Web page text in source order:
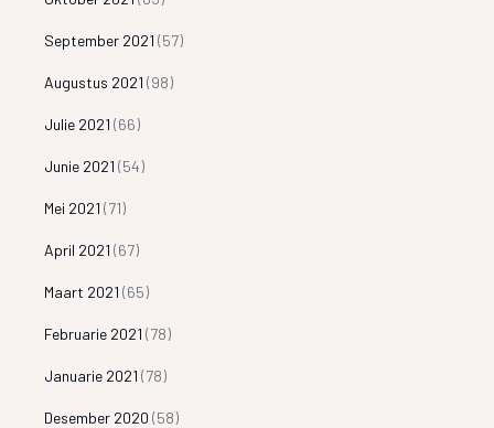
September 2021 (57)
Augustus 2021 (98)
Julie 2021 (66)
Junie 2021 (54)
Mei 2021 (71)
April 2021 (67)
Maart 2021 (65)
Februarie 2021 (78)
Januarie 2021 (78)
Desember 2020 (58)